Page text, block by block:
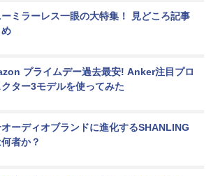
ーミラーレス一眼の大特集！ 見どころ記事
め
プライムデー過去最安! Anker注目プロ
ター3モデルを使ってみた
ーディオブランドに進化するSHANLING
者か？